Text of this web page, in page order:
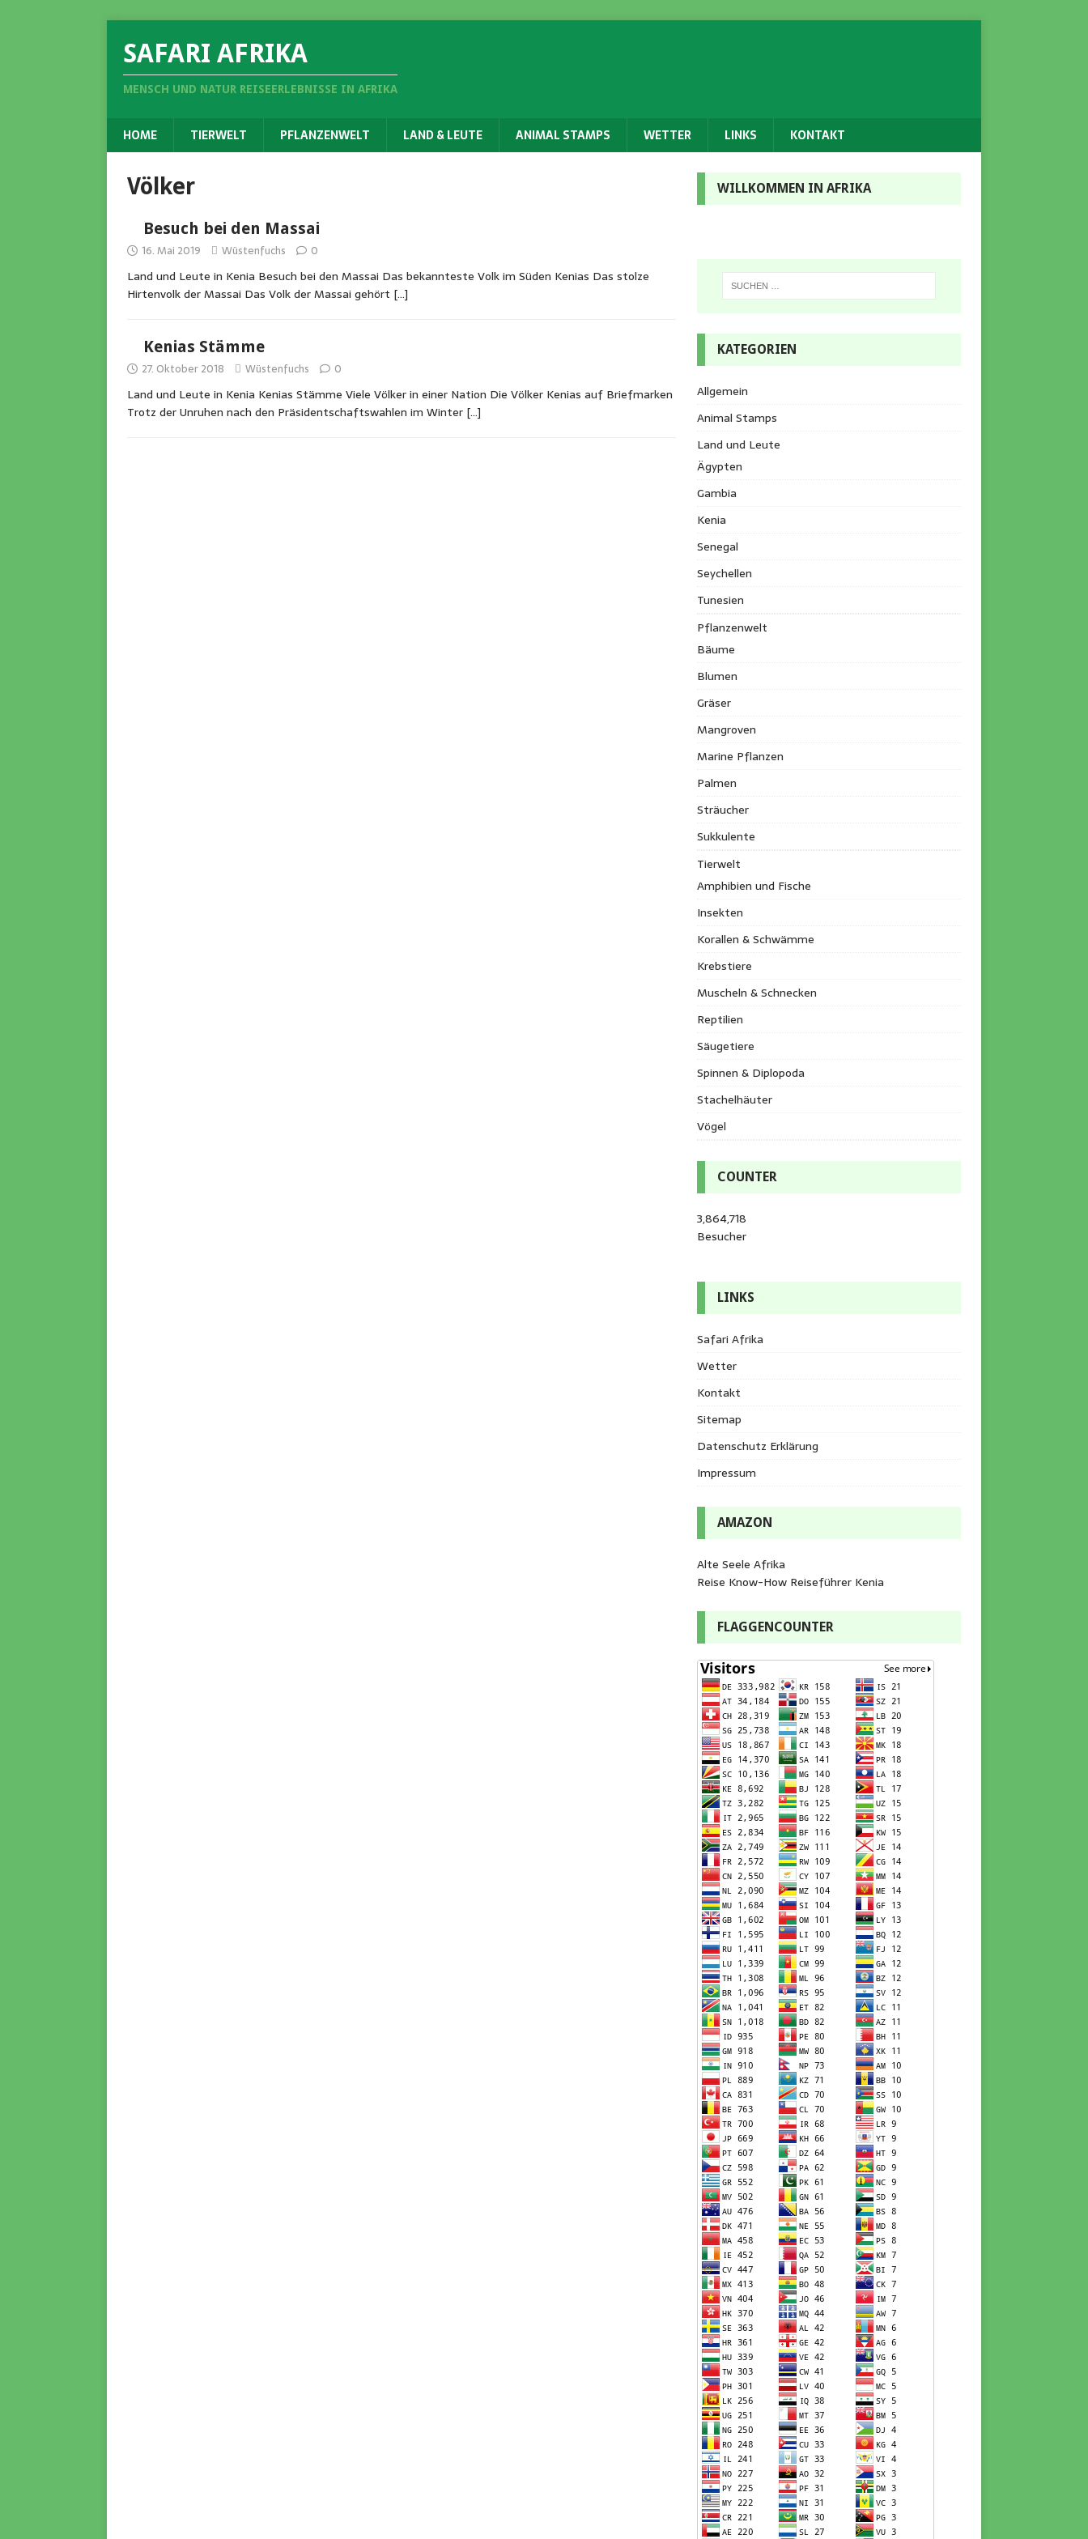
SAFARI AFRIKA
MENSCH UND NATUR REISEERLEBNISSE IN AFRIKA
HOME TIERWELT PFLANZENWELT LAND & LEUTE ANIMAL STAMPS WETTER LINKS KONTAKT
Völker
Besuch bei den Massai
16. Mai 2019 Wüstenfuchs 0
Land und Leute in Kenia Besuch bei den Massai Das bekannteste Volk im Süden Kenias Das stolze
Hirtenvolk der Massai Das Volk der Massai gehört […]
Kenias Stämme
27. Oktober 2018 Wüstenfuchs 0
Land und Leute in Kenia Kenias Stämme Viele Völker in einer Nation Die Völker Kenias auf Briefmarken
Trotz der Unruhen nach den Präsidentschaftswahlen im Winter […]
WILLKOMMEN IN AFRIKA
KATEGORIEN
Allgemein
Animal Stamps
Land und Leute
Ägypten
Gambia
Kenia
Senegal
Seychellen
Tunesien
Pflanzenwelt
Bäume
Blumen
Gräser
Mangroven
Marine Pflanzen
Palmen
Sträucher
Sukkulente
Tierwelt
Amphibien und Fische
Insekten
Korallen & Schwämme
Krebstiere
Muscheln & Schnecken
Reptilien
Säugetiere
Spinnen & Diplopoda
Stachelhäuter
Vögel
COUNTER
3,864,718
Besucher
LINKS
Safari Afrika
Wetter
Kontakt
Sitemap
Datenschutz Erklärung
Impressum
AMAZON
Alte Seele Afrika
Reise Know-How Reiseführer Kenia
FLAGGENCOUNTER